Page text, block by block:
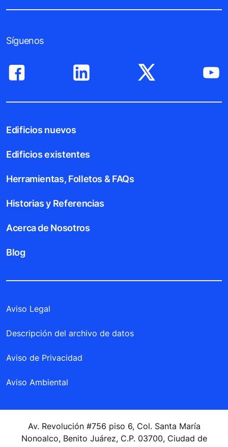
Síguenos
Edificios nuevos
Edificios existentes
Herramientas, Folletos & FAQs
Historias y Referencias
Acerca de Nosotros
Blog
Aviso Legal
Descripción del archivo de datos
Aviso de Privacidad
Aviso Ambiental
Av. Revolución #756 piso 6, Col. Santa María
Nonoalco, Benito Juárez, C.P. 03700, Ciudad de